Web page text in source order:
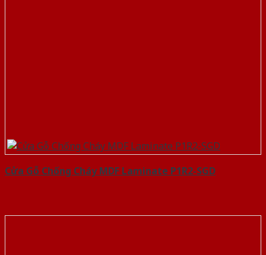
Cửa Gỗ Chống Cháy MDF Laminate P1R2-SGD